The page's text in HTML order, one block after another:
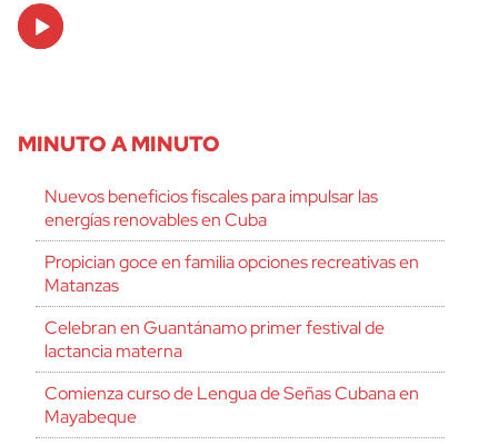
Audio
Player
MINUTO A MINUTO
Nuevos beneficios fiscales para impulsar las
energías renovables en Cuba
Propician goce en familia opciones recreativas en
Matanzas
Celebran en Guantánamo primer festival de
lactancia materna
Comienza curso de Lengua de Señas Cubana en
Mayabeque